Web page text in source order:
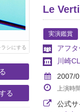
シにする
る
Le
実演鑑賞
アフ
川崎
2007/
上演時
公式サ